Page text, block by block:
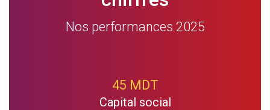
Nos performances 2025
45 MDT
Capital social